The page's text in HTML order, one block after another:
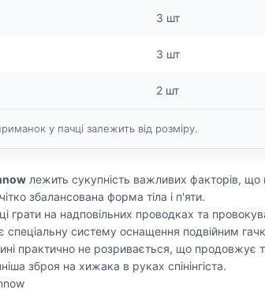
3 шт
3 шт
2 шт
у пачці залежить від розміру.
лежить сукупність важливих факторів, що
збалансована форма тіла і п'яти.
грати на надповільних проводках та
спеціальну систему оснащення подвійним
практично не розривається, що
зброя на хижака в руках спінінгіста.